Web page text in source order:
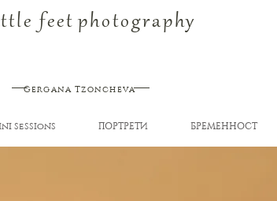
feet photography
Gergana Tzoncheva
sessions ПОРТРЕТИ БРЕМЕННОСТ